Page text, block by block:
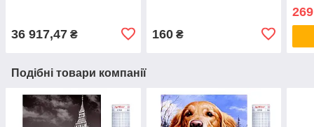
36 917,47 ₴ 160₴
269
Подібні товари компанії